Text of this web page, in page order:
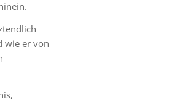
wie er von